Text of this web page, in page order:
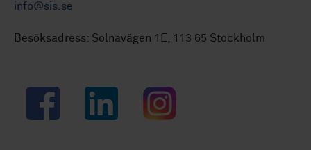
info@sis.se
Besöksadress: Solnavägen 1E, 113 65 Stockholm
Facebook LinkedIn Instagram